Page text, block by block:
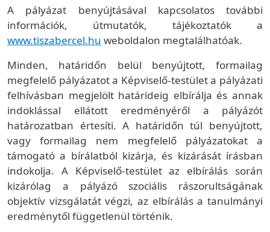
A pályázat benyújtásával kapcsolatos további
információk, útmutatók, tájékoztatók a
www.tiszabercel.hu weboldalon megtalálhatóak.
Minden, határidőn belül benyújtott, formailag
megfelelő pályázatot a Képviselő-testület a pályázati
felhívásban megjelölt határideig elbírálja és annak
indoklással ellátott eredményéről a pályázót
határozatban értesíti. A határidőn túl benyújtott,
vagy formailag nem megfelelő pályázatokat a
támogató a bírálatból kizárja, és kizárását írásban
indokolja. A Képviselő-testület az elbírálás során
kizárólag a pályázó szociális rászorultságának
objektív vizsgálatát végzi, az elbírálás a tanulmányi
eredménytől függetlenül történik.